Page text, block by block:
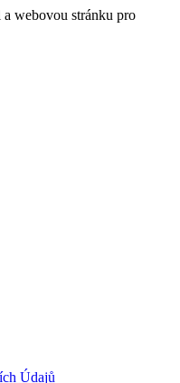
webovou stránku pro
Údajů